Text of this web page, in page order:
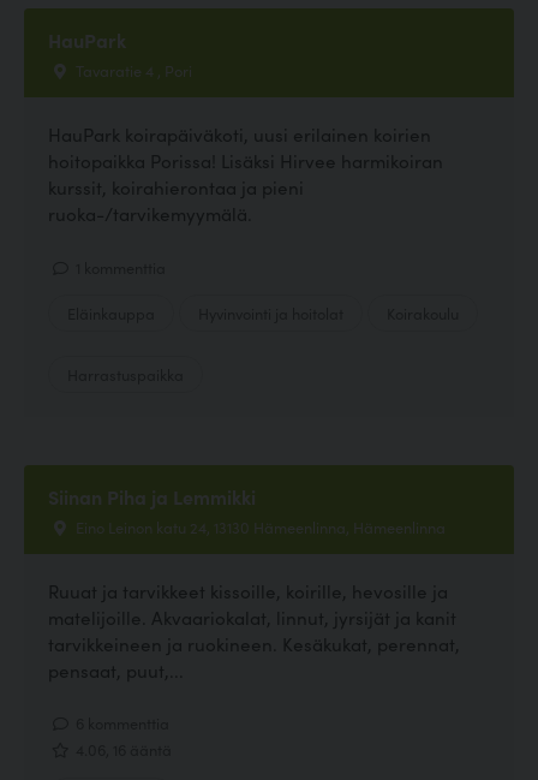
HauPark
Tavaratie 4 , Pori
HauPark koirapäiväkoti, uusi erilainen koirien
hoitopaikka Porissa! Lisäksi Hirvee harmikoiran
kurssit, koirahierontaa ja pieni
ruoka-/tarvikemyymälä.
Siinan Piha ja Lemmikki
Eino Leinon katu 24, 13130 Hämeenlinna, Hämeenlinna
Ruuat ja tarvikkeet kissoille, koirille, hevosille ja
matelijoille. Akvaariokalat, linnut, jyrsijät ja kanit
tarvikkeineen ja ruokineen. Kesäkukat, perennat,
pensaat, puut,...